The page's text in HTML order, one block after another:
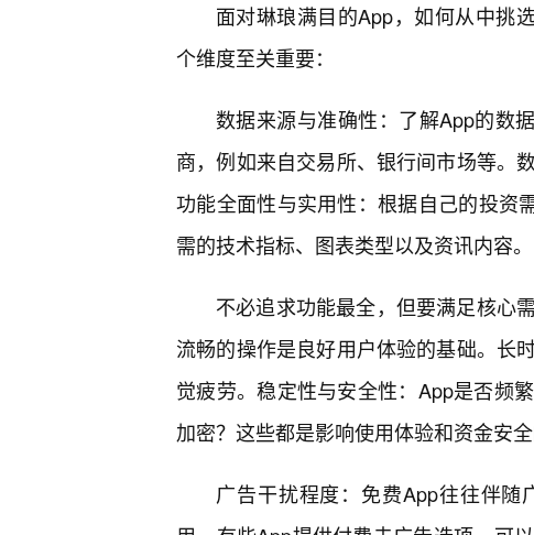
面对琳琅满目的App，如何从中挑
个维度至关重要：
数据来源与准确性：了解App的数
商，例如来自交易所、银行间市场等。
功能全面性与实用性：根据自己的投资
需的技术指标、图表类型以及资讯内容。
不必追求功能最全，但要满足核心
流畅的操作是良好用户体验的基础。长
觉疲劳。稳定性与安全性：App是否频
加密？这些都是影响使用体验和资金安全
广告干扰程度：免费App往往伴